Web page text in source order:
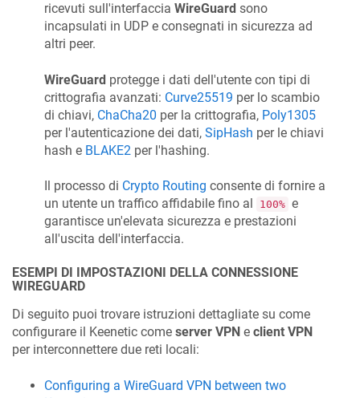
ricevuti sull'interfaccia WireGuard sono
incapsulati in UDP e consegnati in sicurezza ad
altri peer.
WireGuard protegge i dati dell'utente con tipi di
crittografia avanzati: Curve25519 per lo scambio
di chiavi, ChaCha20 per la crittografia, Poly1305
per l'autenticazione dei dati, SipHash per le chiavi
hash e BLAKE2 per l'hashing.
Il processo di Crypto Routing consente di fornire a
un utente un traffico affidabile fino al
100% e
garantisce un'elevata sicurezza e prestazioni
all'uscita dell'interfaccia.
ESEMPI DI IMPOSTAZIONI DELLA CONNESSIONE
WIREGUARD
Di seguito puoi trovare istruzioni dettagliate su come
configurare il Keenetic come server VPN e client VPN
per interconnettere due reti locali:
Configuring a WireGuard VPN between two